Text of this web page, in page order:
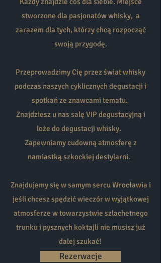
stworzone dla pasjonatów whisky, a
zarazem dla tych, którzy chcą rozpocząć
swoją przygodę.
Przeprowadzimy Cię przez świat whisky
podczas naszych cyklicznych degustacji i
spotkań ze znawcami tematu.
Znajdziesz u nas salę VIP degustacyjną i
loże do degustacji whisky.
Zapewniamy cudowną atmosferę z
namiastką szkockiej destylarni.
Znajdujemy się w samym sercu Wrocławia i
jeśli chcesz spędzić wieczór w wyjątkowej
atmosferze w towarzystwie szlachetnego
trunku i pysznych koktajli nie musisz już
dalej szukać!
Rezerwacje